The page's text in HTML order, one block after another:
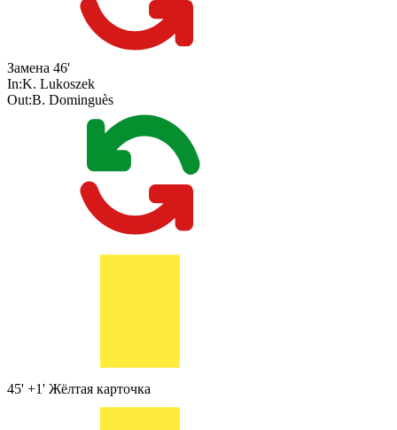
Замена 46'
In:K. Lukoszek
Out:B. Dominguès
45' +1' Жёлтая карточка